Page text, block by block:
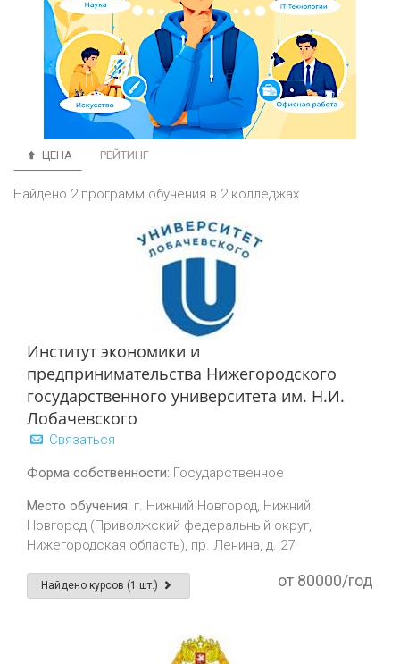
ЦЕНА РЕЙТИНГ
Найдено 2 программ обучения в 2 колледжах
Институт экономики и
предпринимательства Нижегородского
государственного университета им. Н.И.
Лобачевского
Связаться
Форма собственности: Государственное
Место обучения: г. Нижний Новгород, Нижний
Новгород (Приволжский федеральный округ,
Нижегородская область), пр. Ленина, д. 27
Найдено курсов (1 шт.) от 80000/год